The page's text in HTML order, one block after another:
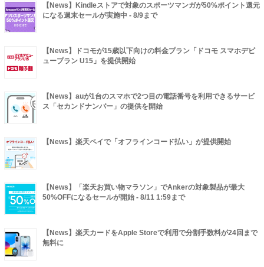
【News】Kindleストアで対象のスポーツマンガが50%ポイント還元
になる週末セールが実施中 - 8/9まで
【News】ドコモが15歳以下向けの料金プラン「ドコモ スマホデビ
ュープラン U15」を提供開始
【News】auが1台のスマホで2つ目の電話番号を利用できるサービ
ス「セカンドナンバー」の提供を開始
【News】楽天ペイで「オフラインコード払い」が提供開始
【News】「楽天お買い物マラソン」でAnkerの対象製品が最大
50%OFFになるセールが開始 - 8/11 1:59まで
【News】楽天カードをApple Storeで利用で分割手数料が24回まで
無料に